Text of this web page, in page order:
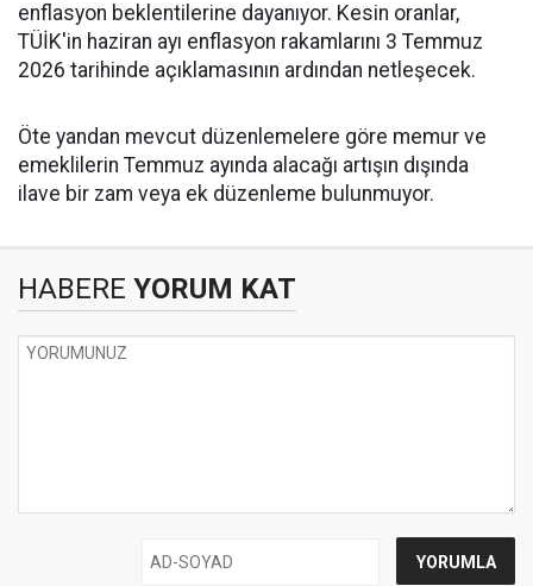
enflasyon beklentilerine dayanıyor. Kesin oranlar,
TÜİK'in haziran ayı enflasyon rakamlarını 3 Temmuz
2026 tarihinde açıklamasının ardından netleşecek.
Öte yandan mevcut düzenlemelere göre memur ve
emeklilerin Temmuz ayında alacağı artışın dışında
ilave bir zam veya ek düzenleme bulunmuyor.
HABERE YORUM KAT